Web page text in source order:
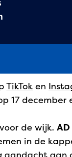
TikTok en
17
de wijk.
in de